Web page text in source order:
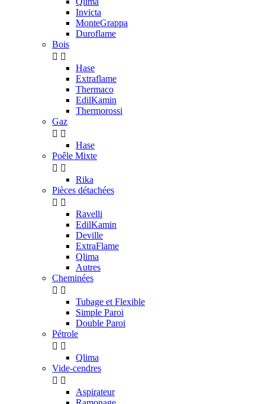
Invicta
MonteGrappa
Duroflame
Bois
 
Hase
Extraflame
Thermaco
EdilKamin
Thermorossi
Gaz
 
Hase
Poêle Mixte
 
Rika
Pièces détachées
 
Ravelli
EdilKamin
Deville
ExtraFlame
Qlima
Autres
Cheminées
 
Tubage et Flexible
Simple Paroi
Double Paroi
Pétrole
 
Qlima
Vide-cendres
 
Aspirateur